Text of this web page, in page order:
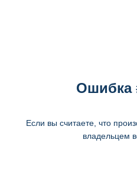
Ошибка
Если вы считаете, что
владельцем